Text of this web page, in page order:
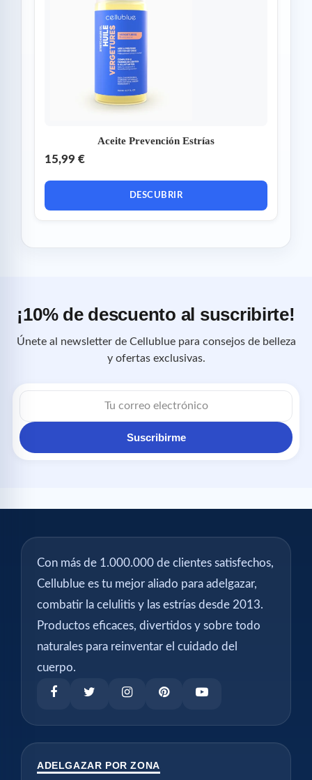
Aceite Prevención Estrías
15,99 €
DESCUBRIR
¡10% de descuento al suscribirte!
Únete al newsletter de Cellublue para consejos de belleza
y ofertas exclusivas.
Correo
electrónico
Suscribirme
Con más de 1.000.000 de clientes satisfechos,
Cellublue es tu mejor aliado para adelgazar,
combatir la celulitis y las estrías desde 2013.
Productos eficaces, divertidos y sobre todo
naturales para reinventar el cuidado del
cuerpo.
ADELGAZAR POR ZONA